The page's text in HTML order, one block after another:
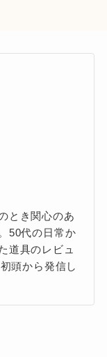
とき関心のあ
50代の日常か
道具のレビュ
頭から発信し